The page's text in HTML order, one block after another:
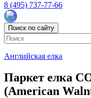
8 (495) 737-77-66
Поиск по сайту
Английская елка
Паркет елка
(American